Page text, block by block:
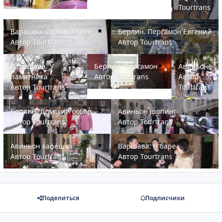
Tourtrans
Варашва. Отзыв о баре
Варашва. Отзыв о баре
Автор Tourtrans
Берлин. Пергамон Евгений
Берлин. Пергамон Евгений
АвторTourtrans
Варашава. У памятника
Варашава. У
памятника
АвторTourtrans
Берлин. Пергамон
Берлин. Пергамон
АвторTourtrans
Авиньон
Авиньон
Автор
Tourtrans
Берлин. Домский собор
Берлин. Домский собор
АвторTourtrans
Авиньон шопинг
Авиньон шопинг
АвторTourtrans
Авиньон кафешка
Авиньон кафешка
АвторTourtrans
Варшава. В баре
Варшава. В баре
Автор Tourtrans
Поделиться Подписчики